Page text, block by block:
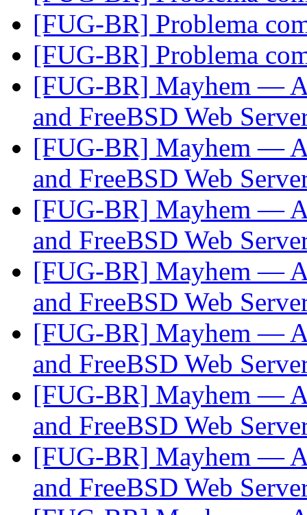
[FUG-BR] Problema
[FUG-BR] Problema
[FUG-BR] Mayhem —
and FreeBSD Web
[FUG-BR] Mayhem —
and FreeBSD Web
[FUG-BR] Mayhem —
and FreeBSD Web
[FUG-BR] Mayhem —
and FreeBSD Web
[FUG-BR] Mayhem —
and FreeBSD Web
[FUG-BR] Mayhem —
and FreeBSD Web
[FUG-BR] Mayhem —
and FreeBSD Web